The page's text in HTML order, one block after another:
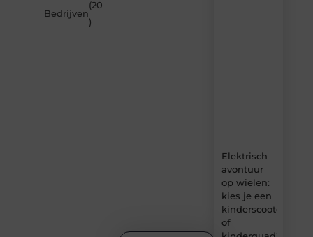
Bedrijven
(20
)
Elektrisch
avontuur
op wielen:
kies je een
kinderscooter
of